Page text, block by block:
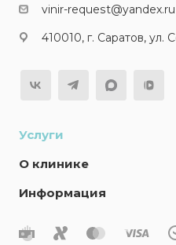
vinir-request@yandex.ru
410010, г. Саратов, ул.
Услуги
О клинике
Информация